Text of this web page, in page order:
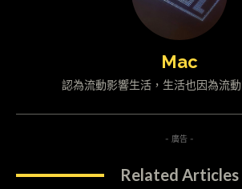
Mac
認為流動影響生活，生活也因為流動
- 廣告 -
Related Articles